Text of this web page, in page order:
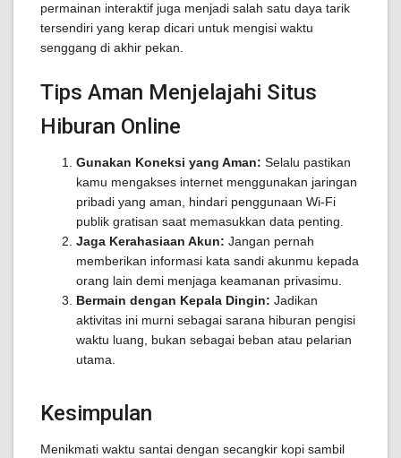
permainan interaktif juga menjadi salah satu daya tarik
tersendiri yang kerap dicari untuk mengisi waktu
senggang di akhir pekan.
Tips Aman Menjelajahi Situs
Hiburan Online
Gunakan Koneksi yang Aman: Selalu pastikan
kamu mengakses internet menggunakan jaringan
pribadi yang aman, hindari penggunaan Wi-Fi
publik gratisan saat memasukkan data penting.
Jaga Kerahasiaan Akun: Jangan pernah
memberikan informasi kata sandi akunmu kepada
orang lain demi menjaga keamanan privasimu.
Bermain dengan Kepala Dingin: Jadikan
aktivitas ini murni sebagai sarana hiburan pengisi
waktu luang, bukan sebagai beban atau pelarian
utama.
Kesimpulan
Menikmati waktu santai dengan secangkir kopi sambil